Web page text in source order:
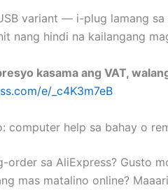
variant — i-plug lamang
nang hindi na kailangang
kasama ang VAT,
e/_c4K3m7eB
computer help sa bahay o
order sa AliExpress? Gusto
mas matalino online?